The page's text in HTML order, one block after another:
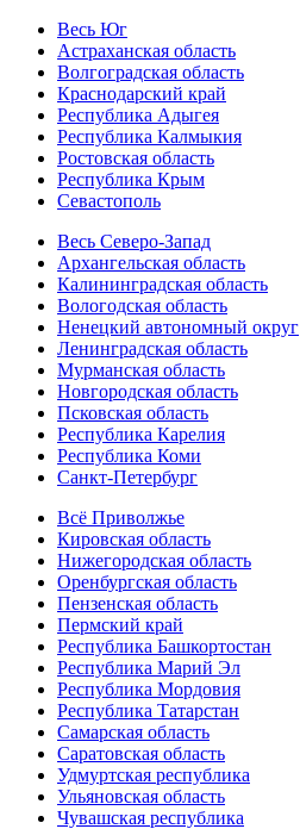
Весь Юг
Астраханская область
Волгоградская область
Краснодарский край
Республика Адыгея
Республика Калмыкия
Ростовская область
Республика Крым
Севастополь
Весь Северо-Запад
Архангельская область
Калининградская область
Вологодская область
Ненецкий автономный округ
Ленинградская область
Мурманская область
Новгородская область
Псковская область
Республика Карелия
Республика Коми
Санкт-Петербург
Всё Приволжье
Кировская область
Нижегородская область
Оренбургская область
Пензенская область
Пермский край
Республика Башкортостан
Республика Марий Эл
Республика Мордовия
Республика Татарстан
Самарская область
Саратовская область
Удмуртская республика
Ульяновская область
Чувашская республика